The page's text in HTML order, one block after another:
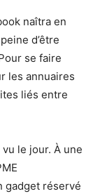
naîtra en
d’être
se faire
les annuaires
liés entre
vu le jour. À une
gadget réservé